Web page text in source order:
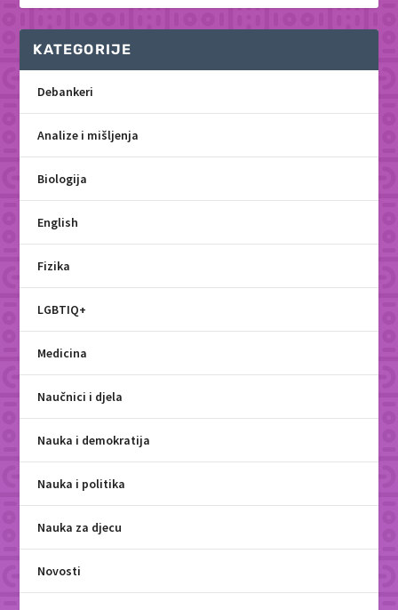
KATEGORIJE
Debankeri
Analize i mišljenja
Biologija
English
Fizika
LGBTIQ+
Medicina
Naučnici i djela
Nauka i demokratija
Nauka i politika
Nauka za djecu
Novosti